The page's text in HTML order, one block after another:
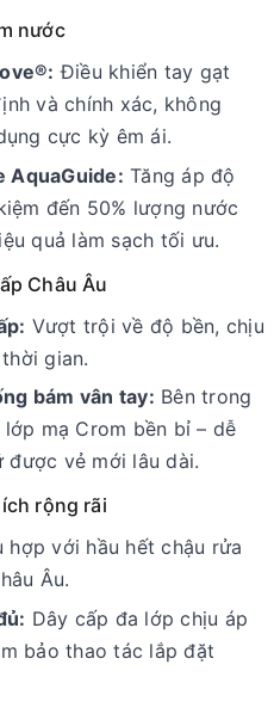
nước
Điều khiển tay gạt
và chính xác, không
cực kỳ êm ái.
AquaGuide: Tăng áp độ
đến 50% lượng nước
quả làm sạch tối ưu.
Châu Âu
Vượt trội về độ bền, chịu
gian.
bám vân tay: Bên trong
mạ Crom bền bỉ – dễ
được vẻ mới lâu dài.
rộng rãi
hợp với hầu hết chậu rửa
Âu.
Dây cấp đa lớp chịu áp
bảo thao tác lắp đặt